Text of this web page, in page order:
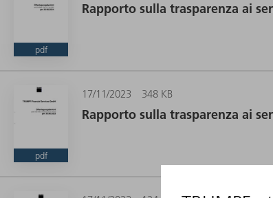
pdf
Rapporto sulla trasparenza ai
pdf
17/11/2023 348 KB
Rapporto sulla trasparenza ai